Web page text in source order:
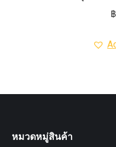
฿
หมวดหมู่สินค้า